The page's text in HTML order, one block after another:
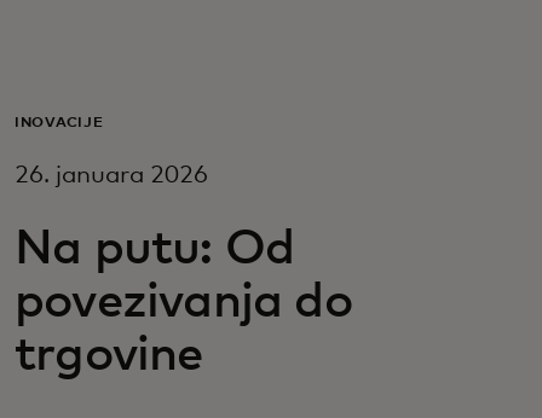
Za biznis
Za inovatore
Novosti i trendovi
INOVACIJE
26. januara 2026
Na putu: Od
povezivanja do
trgovine